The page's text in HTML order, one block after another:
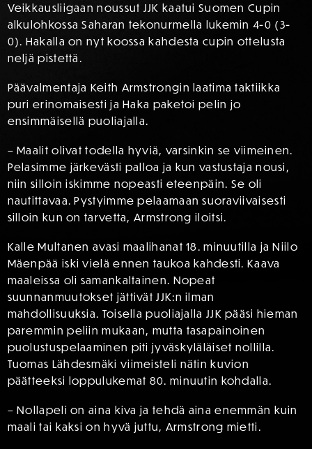
Veikkausliigaan noussut JJK kaatui Suomen Cupin
alkulohkossa Saharan tekonurmella lukemin 4-0 (3-
0). Hakalla on nyt koossa kahdesta cupin ottelusta
neljä pistettä.
Päävalmentaja Keith Armstrongin laatima taktiikka
puri erinomaisesti ja Haka paketoi pelin jo
ensimmäisellä puoliajalla.
– Maalit olivat todella hyviä, varsinkin se viimeinen.
Pelasimme järkevästi palloa ja kun vastustaja nousi,
niin silloin iskimme nopeasti eteenpäin. Se oli
nautittavaa. Pystyimme pelaamaan suoraviivaisesti
silloin kun on tarvetta, Armstrong iloitsi.
Kalle Multanen avasi maalihanat 18. minuutilla ja Niilo
Mäenpää iski vielä ennen taukoa kahdesti. Kaava
maaleissa oli samankaltainen. Nopeat
suunnanmuutokset jättivät JJK:n ilman
mahdollisuuksia. Toisella puoliajalla JJK pääsi hieman
paremmin peliin mukaan, mutta tasapainoinen
puolustuspelaaminen piti jyväskyläläiset nollilla.
Tuomas Lähdesmäki viimeisteli nätin kuvion
päätteeksi loppulukemat 80. minuutin kohdalla.
– Nollapeli on aina kiva ja tehdä aina enemmän kuin
maali tai kaksi on hyvä juttu, Armstrong mietti.